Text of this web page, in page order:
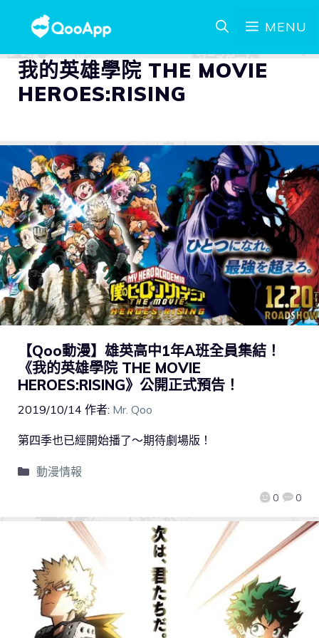
MENU
我的英雄學院 THE MOVIE
HEROES:RISING
【Qoo動漫】雄英高中1年A班全員集結！
《我的英雄學院 THE MOVIE
HEROES:RISING》公開正式預告！
2019/10/14 作者: Mr. Qoo
0 0
第四季也已經開始播了～期待劇場版！
動漫情報